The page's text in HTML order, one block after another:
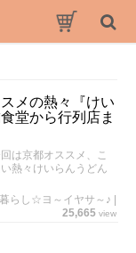
メの熱々『けい
堂から行列店ま
は京都オススメ、こ
熱々けいらんうどん
らし☆ヨ～イヤサ～♪
25,665 view